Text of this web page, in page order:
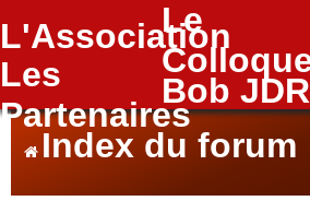
L'Association
Le
Les
Partenaires
Bob JDR
FAQ
Index du forum